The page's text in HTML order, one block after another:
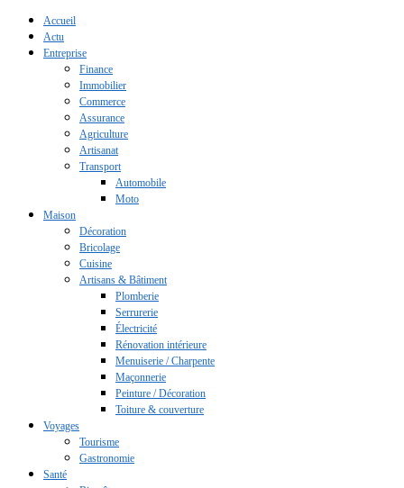
Accueil
Actu
Entreprise
Finance
Immobilier
Commerce
Assurance
Agriculture
Artisanat
Transport
Automobile
Moto
Maison
Décoration
Bricolage
Cuisine
Artisans & Bâtiment
Plomberie
Serrurerie
Électricité
Rénovation intérieure
Menuiserie / Charpente
Maçonnerie
Peinture / Décoration
Toiture & couverture
Voyages
Tourisme
Gastronomie
Santé